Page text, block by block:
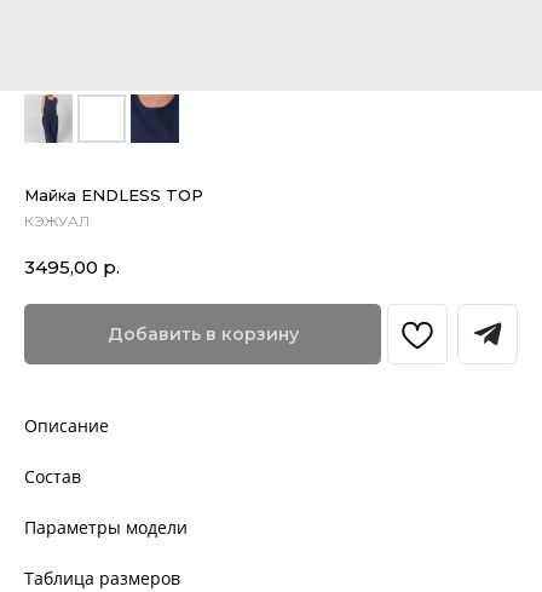
Майка ENDLESS TOP
КЭЖУАЛ
3495,00 р.
Добавить в корзину
Описание
Состав
Параметры модели
Таблица размеров